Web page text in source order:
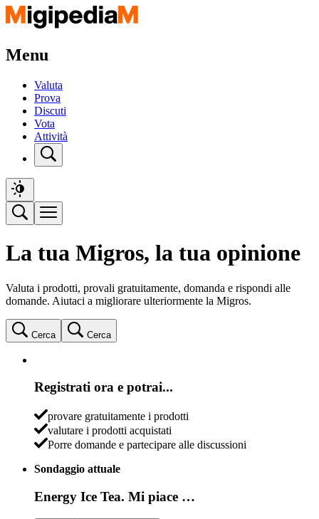
Menu
Valuta
Prova
Discuti
Vota
Attività
La tua Migros, la tua opinione
Valuta i prodotti, provali gratuitamente, domanda e rispondi alle
domande. Aiutaci a migliorare ulteriormente la Migros.
Cerca Cerca
Registrati ora e potrai...
provare gratuitamente i prodotti
valutare i prodotti acquistati
Porre domande e partecipare alle discussioni
Sondaggio attuale
Energy Ice Tea. Mi piace …